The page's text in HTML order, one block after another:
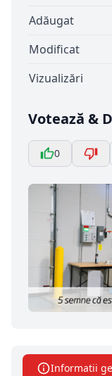
Adăugat
Modificat
Vizualizări
Votează &
0
Informatii